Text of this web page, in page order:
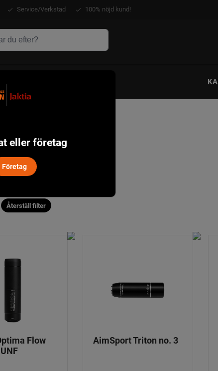
Service/Verkstad 100% nöjd kund!
Återställ filter
Flow
AimSport Triton no. 3
eller företag
Företag